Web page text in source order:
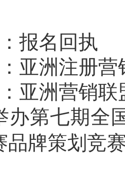
报名回执
亚洲注册营
亚洲营销联
办第七期全
品牌策划竞